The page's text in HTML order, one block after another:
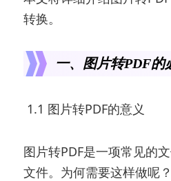
转换。
一、图片转PDF的
1.1 图片转PDF的意义
图片转PDF是一项常见的
文件。为何需要这样做呢？